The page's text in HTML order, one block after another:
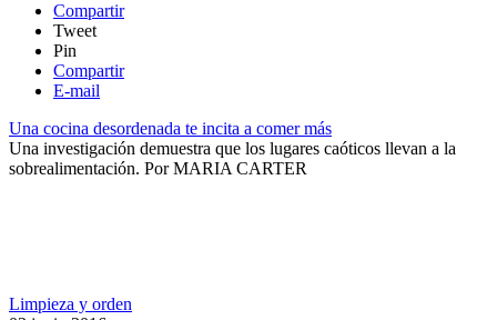
Compartir
Tweet
Pin
Compartir
E-mail
Una cocina desordenada te incita a comer más
Una investigación demuestra que los lugares caóticos llevan a la
sobrealimentación​. PorMARIA CARTER
Limpieza y orden